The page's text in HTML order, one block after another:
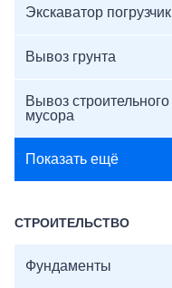
Экскаватор погрузчик
Вывоз грунта
Вывоз строительного
мусора
Показать ещё
СТРОИТЕЛЬСТВО
Фундаменты